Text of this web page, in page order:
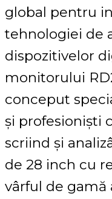
global pentru
tehnologiei de
dispozitivelor
monitorului
conceput
și profesioniști
scriind și
de 28 inch cu
vârful de gamă